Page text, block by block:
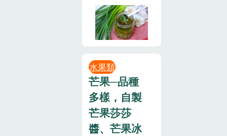
水果類
芒果─品種
多樣，自製
芒果莎莎
醬、芒果冰